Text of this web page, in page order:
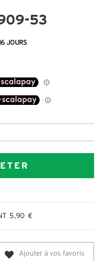
53
JOURS
5,90 €
Ajouter à vos favoris